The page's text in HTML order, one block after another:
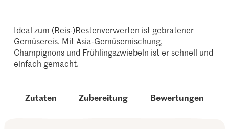
Ideal zum (Reis-)Restenverwerten ist gebratener
Gemüsereis. Mit Asia-Gemüsemischung,
Champignons und Frühlingszwiebeln ist er schnell und
einfach gemacht.
Zutaten Zubereitung Bewertungen